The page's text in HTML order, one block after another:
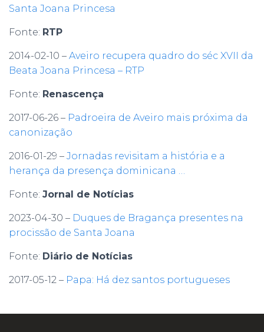
Santa Joana Princesa
Fonte: RTP
2014-02-10 – Aveiro recupera quadro do séc XVII da
Beata Joana Princesa – RTP
Fonte: Renascença
2017-06-26 – Padroeira de Aveiro mais próxima da
canonização
2016-01-29 – Jornadas revisitam a história e a
herança da presença dominicana …
Fonte: Jornal de Notícias
2023-04-30 – Duques de Bragança presentes na
procissão de Santa Joana
Fonte: Diário de Notícias
2017-05-12 – Papa: Há dez santos portugueses